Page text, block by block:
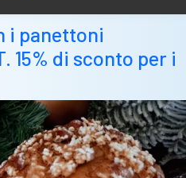
i panettoni
15% di sconto per i